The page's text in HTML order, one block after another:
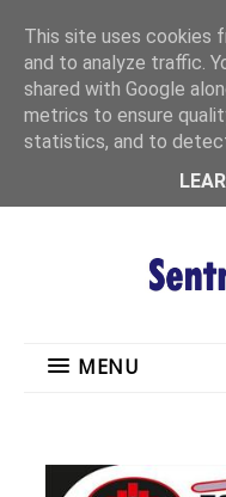
MENU
This site uses cookies
and to analyze traffic.
shared with Google
metrics to ensure
statistics, and to